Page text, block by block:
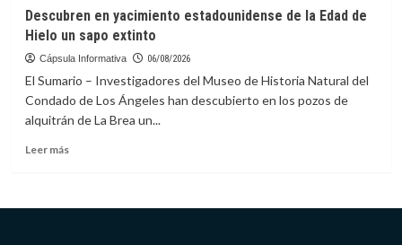
Almodóvar
presentará
‘Amarga
en
Festival
de
de
Descubren en yacimiento estadounidense de la Edad de
Hielo un sapo extinto
Cápsula Informativa 06/08/2026
El Sumario – Investigadores del Museo de Historia Natural del
Condado de Los Ángeles han descubierto en los pozos de
alquitrán de La Brea un...
Leer másLeer